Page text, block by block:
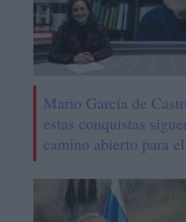
Mario García de
estas conquistas
camino abierto para